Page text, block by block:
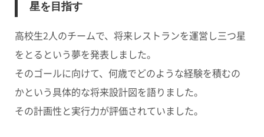
星を目指す
高校生2人のチームで、将来レストランを運営し三つ星
をとるという夢を発表しました。
そのゴールに向けて、何歳でどのような経験を積むの
かという具体的な将来設計図を語りました。
その計画性と実行力が評価されていました。